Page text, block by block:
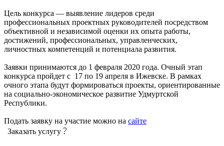
Цель конкурса — выявление лидеров среди
профессиональных проектных руководителей посредством
объективной и независимой оценки их опыта работы,
достижений, профессиональных, управленческих,
личностных компетенций и потенциала развития.
Заявки принимаются до 1 февраля 2020 года. Очный этап
конкурса пройдет с 17 по 19 апреля в Ижевске. В рамках
очного этапа будут формироваться проекты, ориентированные
на социально-экономическое развитие Удмуртской
Республики.
Подать заявку на участие можно на сайте
Заказать услугу